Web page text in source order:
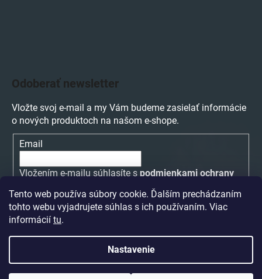
Tento web používa súbory cookie. Ďalším prechádzaním
tohto webu vyjadrujete súhlas s ich používaním. Viac
informácií tu.
Nastavenie
Odoberať newsletter
Vložte svoj e-mail a my Vám budeme zasielať informácie
o nových produktoch na našom e-shope.
Email
Vložením e-mailu súhlasíte s podmienkami ochrany
PRIHLÁSIŤ SA
Vytvoril Shoptet a Adatelier